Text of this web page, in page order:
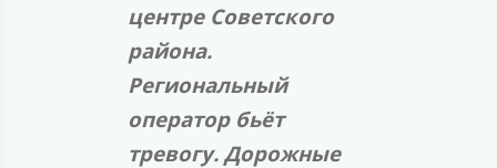
центре Советского
района.
Региональный
оператор бьёт
тревогу. Дорожные